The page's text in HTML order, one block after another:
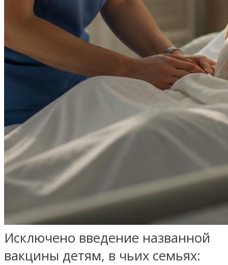
Исключено введение названной
вакцины детям, в чьих семьях: